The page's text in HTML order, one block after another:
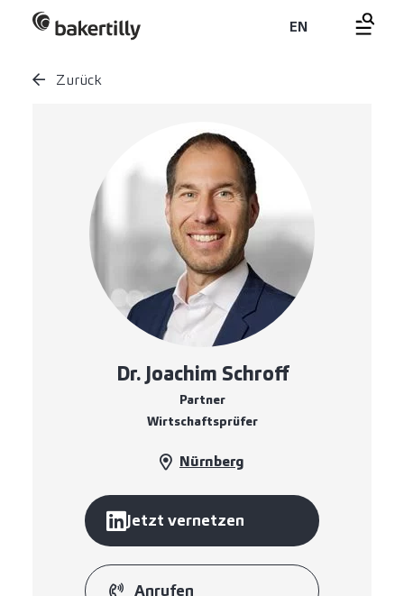
EN
Zurück
Dr. Joachim Schroff
Partner
Wirtschaftsprüfer
Nürnberg
Jetzt vernetzen
Anrufen